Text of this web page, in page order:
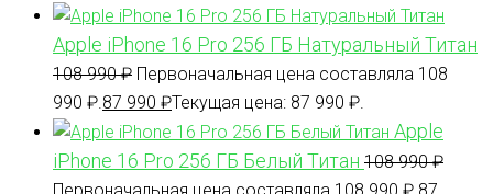
Apple iPhone 16 Pro 256 ГБ Натуральный Титан
108 990₽ Первоначальная цена составляла 108
990 ₽. 87 990 ₽Текущая цена: 87 990 ₽.
Apple
iPhone 16 Pro 256 ГБ Белый Титан 108 990₽
Первоначальная цена составляла 108 990 ₽. 87